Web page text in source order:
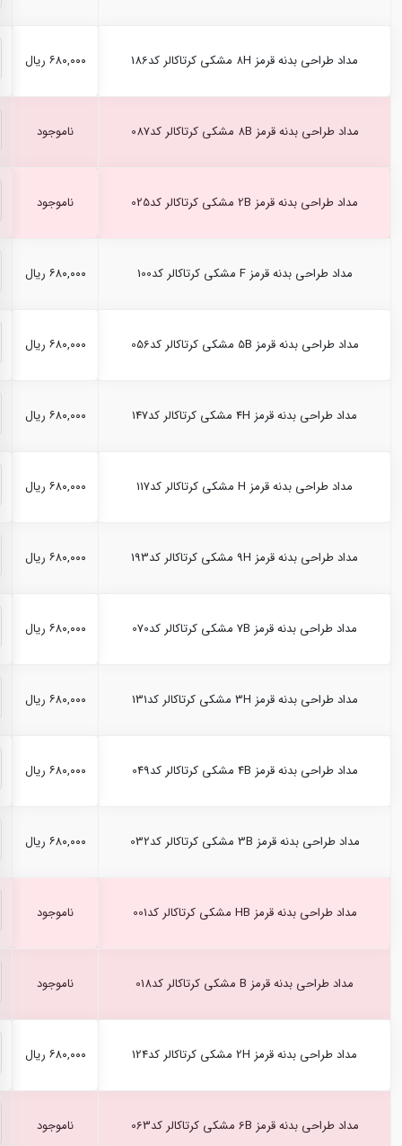
مداد طراحی بدنه قرمز 8H مشکی کرتاکالر کد186 ۶۸۰,۰۰۰ ریال
مداد طراحی بدنه قرمز 8B مشکی کرتاکالر کد087 ناموجود
مداد طراحی بدنه قرمز 2B مشکی کرتاکالر کد025 ناموجود
مداد طراحی بدنه قرمز F مشکی کرتاکالر کد100 ۶۸۰,۰۰۰ ریال
مداد طراحی بدنه قرمز 5B مشکی کرتاکالر کد056 ۶۸۰,۰۰۰ ریال
مداد طراحی بدنه قرمز 4H مشکی کرتاکالر کد147 ۶۸۰,۰۰۰ ریال
مداد طراحی بدنه قرمز H مشکی کرتاکالر کد117 ۶۸۰,۰۰۰ ریال
مداد طراحی بدنه قرمز 9H مشکی کرتاکالر کد193 ۶۸۰,۰۰۰ ریال
مداد طراحی بدنه قرمز 7B مشکی کرتاکالر کد070 ۶۸۰,۰۰۰ ریال
مداد طراحی بدنه قرمز 3H مشکی کرتاکالر کد131 ۶۸۰,۰۰۰ ریال
مداد طراحی بدنه قرمز 4B مشکی کرتاکالر کد049 ۶۸۰,۰۰۰ ریال
مداد طراحی بدنه قرمز 3B مشکی کرتاکالر کد032 ۶۸۰,۰۰۰ ریال
مداد طراحی بدنه قرمز HB مشکی کرتاکالر کد001 ناموجود
مداد طراحی بدنه قرمز B مشکی کرتاکالر کد018 ناموجود
مداد طراحی بدنه قرمز 2H مشکی کرتاکالر کد124 ۶۸۰,۰۰۰ ریال
مداد طراحی بدنه قرمز 6B مشکی کرتاکالر کد063 ناموجود